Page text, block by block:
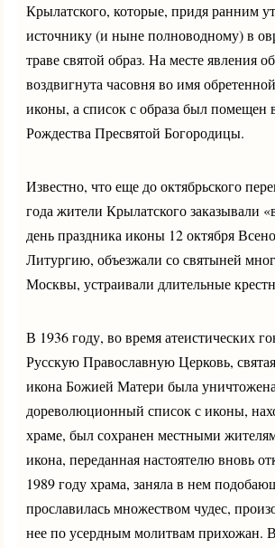
Крылатского, которые, придя ранним
источнику (и ныне полноводному) в
траве святой образ. На месте явления
воздвигнута часовня во имя
иконы, а список с образа был помещен
Рождества Пресвятой Богородицы.
Известно, что еще до октябрьского
года жители Крылатского заказывали
день праздника иконы 12 октября
Литургию, объезжали со святыней
Москвы, устраивали длительные
В 1936 году, во время атеистических
Русскую Православную Церковь,
икона Божией Матери была
дореволюционный список с иконы,
храме, был сохранен местными
икона, переданная настоятелю вновь
1989 году храма, заняла в нем
прославилась множеством чудес,
нее по усердным молитвам прихожан.